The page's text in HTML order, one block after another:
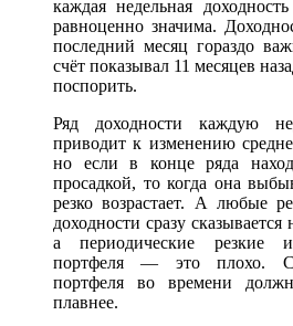
каждая недельная
равноценно значима.
последний месяц гораздо
счёт показывал 11 месяцев
поспорить.
Ряд доходности каждую
приводит к изменению
но если в конце ряда
просадкой, то когда она
резко возрастает. А любые
доходности сразу
а периодические резкие
портфеля — это плохо.
портфеля во времени
плавнее.